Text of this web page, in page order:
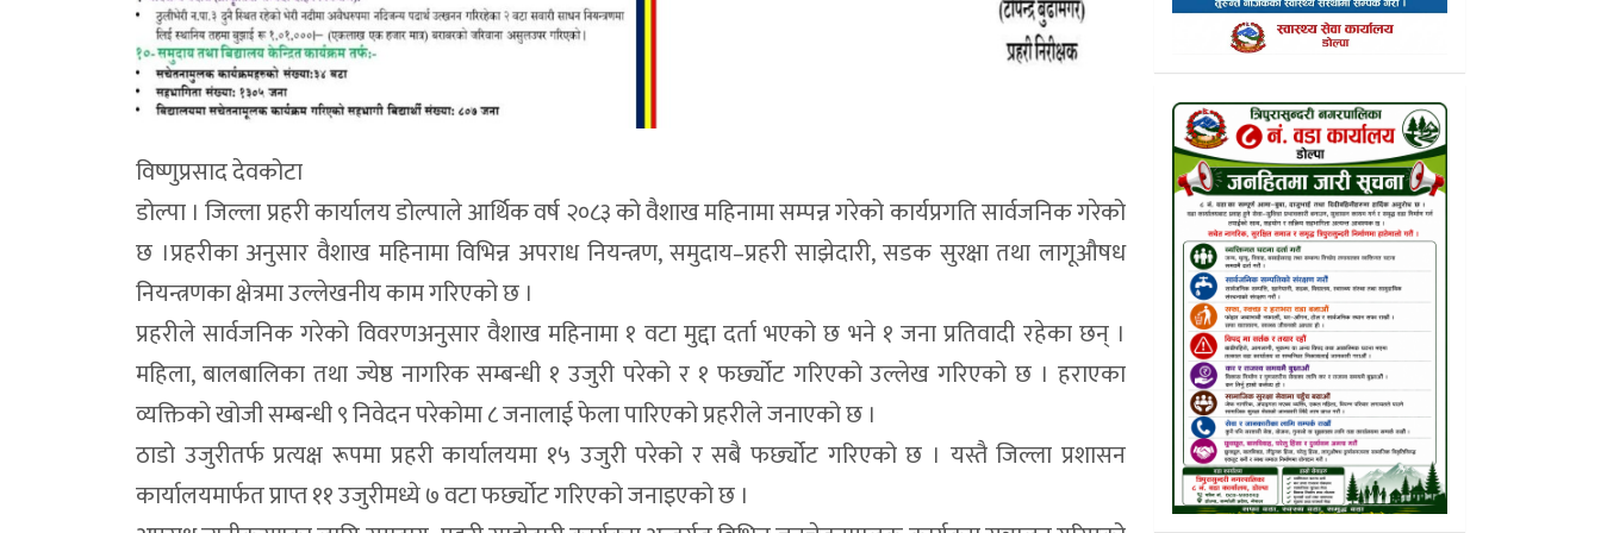
विष्णुप्रसाद देवकोटा
डोल्पा । जिल्ला प्रहरी कार्यालय डोल्पाले आर्थिक वर्ष २०८३ को वैशाख महिनामा सम्पन्न गरेको कार्यप्रगति सार्वजनिक गरेको
छ ।प्रहरीका अनुसार वैशाख महिनामा विभिन्न अपराध नियन्त्रण, समुदाय–प्रहरी साझेदारी, सडक सुरक्षा तथा लागूऔषध
नियन्त्रणका क्षेत्रमा उल्लेखनीय काम गरिएको छ ।
प्रहरीले सार्वजनिक गरेको विवरणअनुसार वैशाख महिनामा १ वटा मुद्दा दर्ता भएको छ भने १ जना प्रतिवादी रहेका छन् ।
महिला, बालबालिका तथा ज्येष्ठ नागरिक सम्बन्धी १ उजुरी परेको र १ फर्छ्योट गरिएको उल्लेख गरिएको छ । हराएका
व्यक्तिको खोजी सम्बन्धी ९ निवेदन परेकोमा ८ जनालाई फेला पारिएको प्रहरीले जनाएको छ ।
ठाडो उजुरीतर्फ प्रत्यक्ष रूपमा प्रहरी कार्यालयमा १५ उजुरी परेको र सबै फर्छ्योट गरिएको छ । यस्तै जिल्ला प्रशासन
कार्यालयमार्फत प्राप्त ११ उजुरीमध्ये ७ वटा फर्छ्योट गरिएको जनाइएको छ ।